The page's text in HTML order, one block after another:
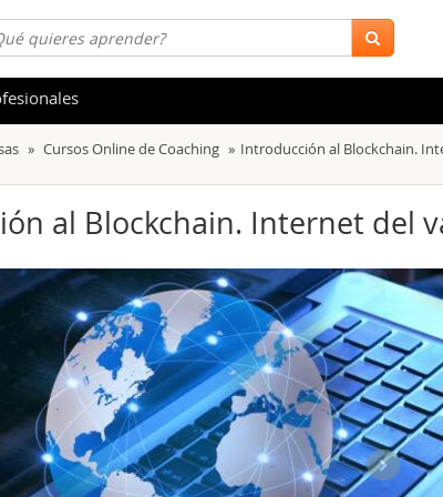
de Empresas
y Ocio
Marketing y Comunicación
Finanzas
Belleza y Moda
Comercial y Ventas
Medio Ambiente
Cursos Online de Coaching Introducción al Blockchain.
al Blockchain. Internet del